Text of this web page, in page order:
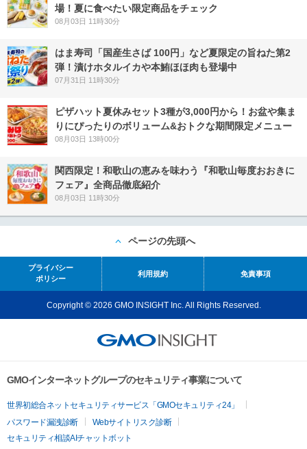
場！夏に食べたい限定商品をチェック
08月03日 11時30分
はま寿司「国産生さば 100円」など夏限定の旨ねた第2
弾！漬けホタルイカや本鮪ほほ肉も登場中
07月31日 11時30分
ピザハット夏休みセット3種が3,000円から！お盆や集ま
りにぴったりのボリューム&おトクな期間限定メニュー
08月03日 13時00分
関西限定！和歌山の恵みを味わう『和歌山毎度おおきに
フェア』全商品徹底紹介
08月03日 11時30分
ページの先頭へ
プライバシー
ポリシー
利用規約 免責事項
Copyright © 2026 GMO INSIGHT Inc. All Rights Reserved.
GMOインターネットグループのセキュリティ事業について
世界初総合ネットセキュリティサービス「GMOセキュリティ24」
パスワード漏洩診断
Webサイトリスク診断
セキュリティ相談AIチャットボット